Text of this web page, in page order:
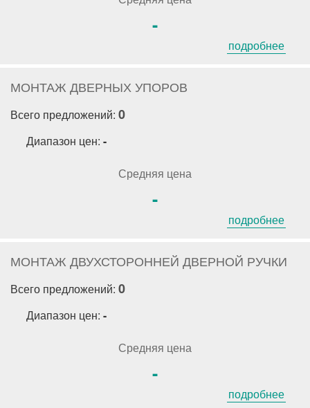
-
подробнее
МОНТАЖ ДВЕРНЫХ УПОРОВ
Всего предложений: 0
Диапазон цен: -
Средняя цена
-
подробнее
МОНТАЖ ДВУХСТОРОННЕЙ ДВЕРНОЙ РУЧКИ
Всего предложений: 0
Диапазон цен: -
Средняя цена
-
подробнее